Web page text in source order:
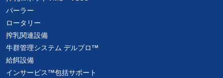
パーラー
ロータリー
搾乳関連設備
牛群管理システム デルプロ™
給餌設備
インサービス™包括サポート